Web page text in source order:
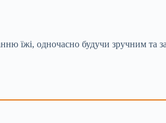
їжі, одночасно будучи зручним та